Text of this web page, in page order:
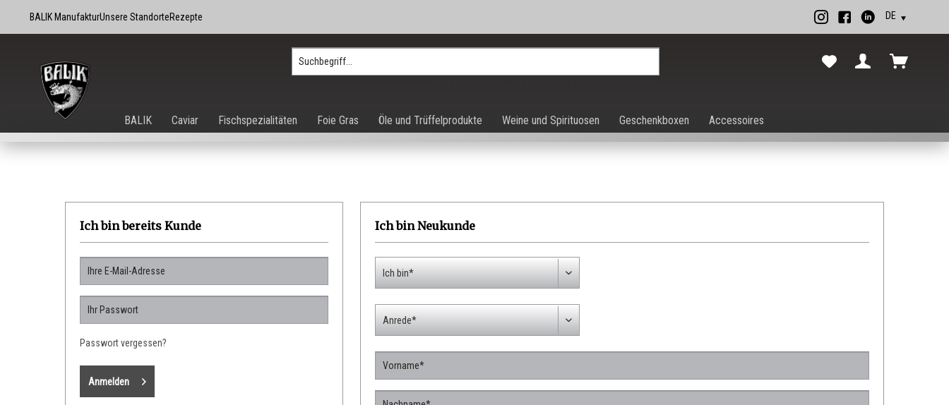
BALIK ManufakturUnsere StandorteRezepte
BALIK Caviar Fischspezialitäten Foie Gras Öle und Trüffelprodukte Weine und Spirituosen Geschenkboxen Accessoires
Ich bin Neukunde
Ich bin bereits Kunde
Passwort vergessen?
Anmelden